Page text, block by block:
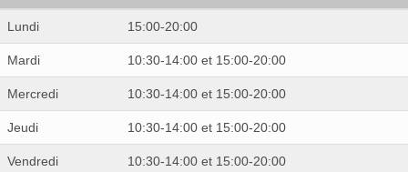
Lundi 15:00-20:00
Mardi 10:30-14:00 et 15:00-20:00
Mercredi 10:30-14:00 et 15:00-20:00
Jeudi 10:30-14:00 et 15:00-20:00
Vendredi 10:30-14:00 et 15:00-20:00